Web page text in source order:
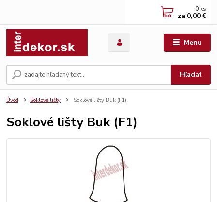
Menu
Hľadať
0 ks
za 0,00 €
Úvod Soklové lišty Soklové lišty Buk (F1)
Soklové lišty Buk (F1)